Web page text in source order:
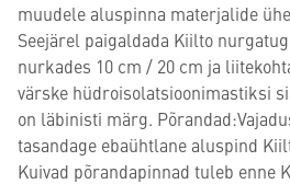
muudele aluspinna materjalide
Seejärel paigaldada Kiilto
nurkades 10 cm / 20 cm ja
värske hüdroisolatsioonimastiksi
on läbinisti märg.
tasandage ebaühtlane aluspind
Kuivad põrandapinnad tuleb enne